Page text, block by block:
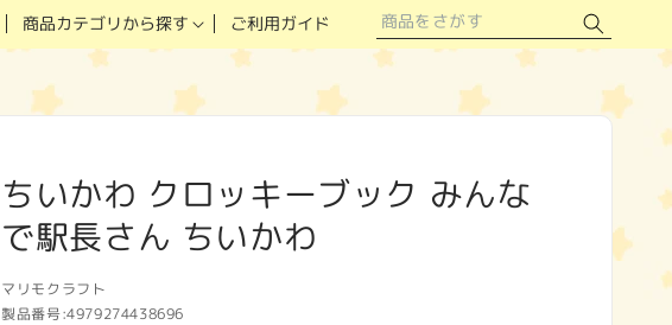
商品カテゴリから探す ご利用ガイド
ス
ト
ちいかわ クロッキーブック みんな
で駅長さん ちいかわ
マリモクラフト
製品番号:4979274438696